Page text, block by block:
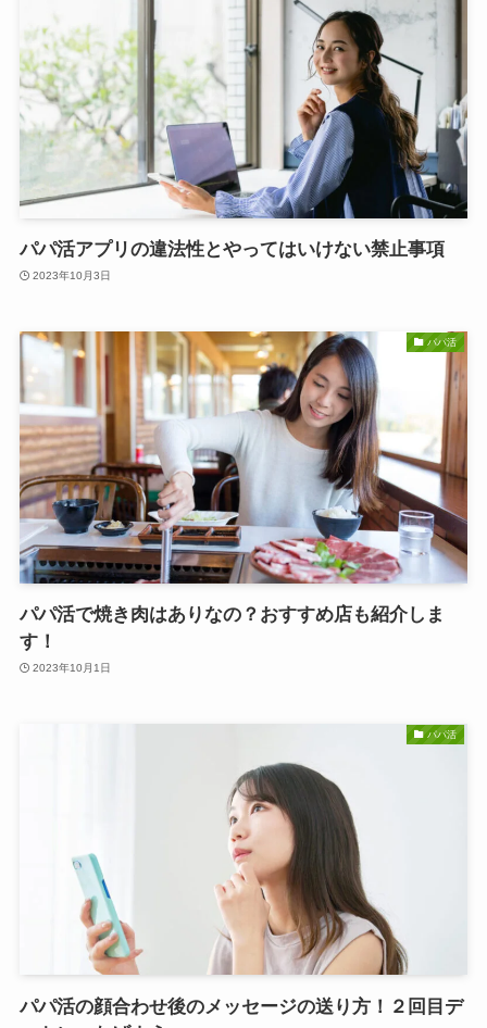
パパ活アプリの違法性とやってはいけない禁止事項
2023年10月3日
パパ活
パパ活で焼き肉はありなの？おすすめ店も紹介しま
す！
2023年10月1日
パパ活
パパ活の顔合わせ後のメッセージの送り方！２回目デ